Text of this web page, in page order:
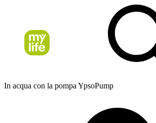
In acqua con la pompa YpsoPump